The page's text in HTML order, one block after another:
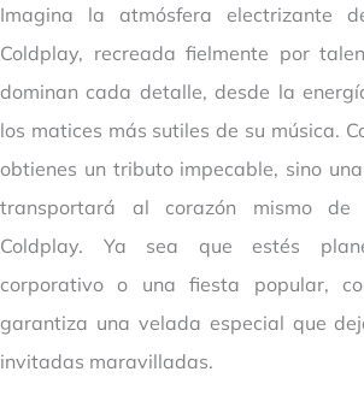
Imagina la atmósfera electrizante
Coldplay, recreada fielmente por
dominan cada detalle, desde la
los matices más sutiles de su música.
obtienes un tributo impecable, sino
transportará al corazón mismo de
Coldplay. Ya sea que estés
corporativo o una fiesta popular,
garantiza una velada especial que
invitadas maravilladas.